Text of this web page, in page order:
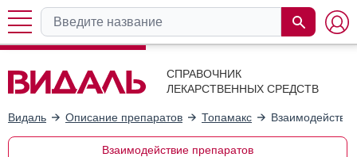
СПРАВОЧНИК
ЛЕКАРСТВЕННЫХ СРЕДСТВ
Видаль Описание препаратов Топамакс
Взаимодействие препаратов